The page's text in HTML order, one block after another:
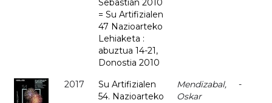
Sebastián 2010
= Su Artifizialen
47 Nazioarteko
Lehiaketa :
abuztua 14-21,
Donostia 2010
2017
Su Artifizialen
54. Nazioarteko
Mendizabal,
Oskar
-